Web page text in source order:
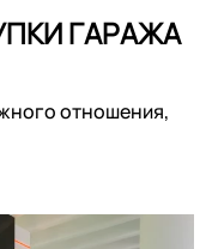
ГАРАЖА
отношения,